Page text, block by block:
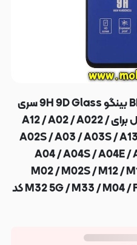
گلس گوشی شیشه ای BINGO بینگو 9H 9D Glass سری
BIG CURVED EDGE اورجینال برای A12 / A02 / A022 /
A02S / A03 / A03S /
A04 / A04S / A04E /
M02 / M02S / M12 /
M32 5G / M33 / M04 / F04 / F12 / F02S / F13 / F23 کد